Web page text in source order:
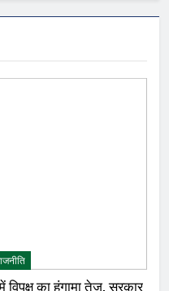
का हंगामा तेज़, सरकार